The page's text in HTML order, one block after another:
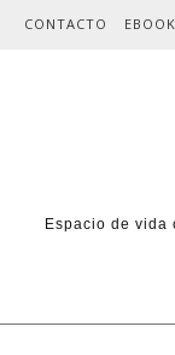
Skip to content
CONTACTO EBOOK
Espacio de vida